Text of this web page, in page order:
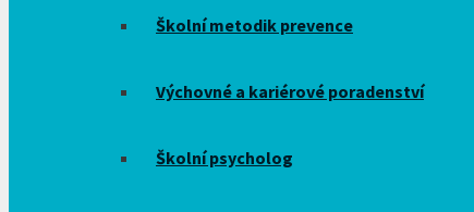
Školní metodik prevence
Výchovné a kariérové poradenství
Školní psycholog